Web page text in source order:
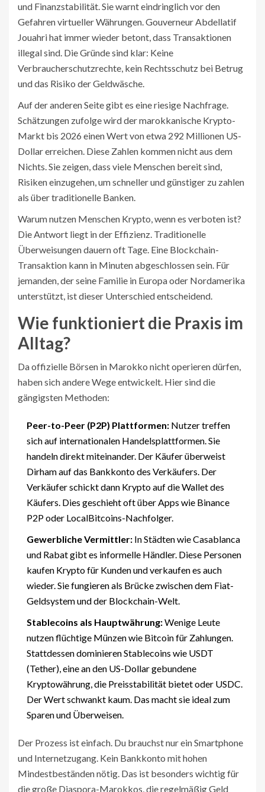
und Finanzstabilität. Sie warnt eindringlich vor den
Gefahren virtueller Währungen. Gouverneur Abdellatif
Jouahri hat immer wieder betont, dass Transaktionen
illegal sind. Die Gründe sind klar: Keine
Verbraucherschutzrechte, kein Rechtsschutz bei Betrug
und das Risiko der Geldwäsche.
Auf der anderen Seite gibt es eine riesige Nachfrage.
Schätzungen zufolge wird der marokkanische Krypto-
Markt bis 2026 einen Wert von etwa 292 Millionen US-
Dollar erreichen. Diese Zahlen kommen nicht aus dem
Nichts. Sie zeigen, dass viele Menschen bereit sind,
Risiken einzugehen, um schneller und günstiger zu zahlen
als über traditionelle Banken.
Warum nutzen Menschen Krypto, wenn es verboten ist?
Die Antwort liegt in der Effizienz. Traditionelle
Überweisungen dauern oft Tage. Eine Blockchain-
Transaktion kann in Minuten abgeschlossen sein. Für
jemanden, der seine Familie in Europa oder Nordamerika
unterstützt, ist dieser Unterschied entscheidend.
Wie funktioniert die Praxis im
Alltag?
Da offizielle Börsen in Marokko nicht operieren dürfen,
haben sich andere Wege entwickelt. Hier sind die
gängigsten Methoden:
Peer-to-Peer (P2P) Plattformen: Nutzer treffen
sich auf internationalen Handelsplattformen. Sie
handeln direkt miteinander. Der Käufer überweist
Dirham auf das Bankkonto des Verkäufers. Der
Verkäufer schickt dann Krypto auf die Wallet des
Käufers. Dies geschieht oft über Apps wie Binance
P2P oder LocalBitcoins-Nachfolger.
Gewerbliche Vermittler: In Städten wie Casablanca
und Rabat gibt es informelle Händler. Diese Personen
kaufen Krypto für Kunden und verkaufen es auch
wieder. Sie fungieren als Brücke zwischen dem Fiat-
Geldsystem und der Blockchain-Welt.
Stablecoins als Hauptwährung:Wenige Leute
nutzen flüchtige Münzen wie Bitcoin für Zahlungen.
Stattdessen dominieren Stablecoins wie USDT
(Tether),eine an den US-Dollar gebundene
Kryptowährung, die Preisstabilität bietetoder USDC.
Der Wert schwankt kaum. Das macht sie ideal zum
Sparen und Überweisen.
Der Prozess ist einfach. Du brauchst nur ein Smartphone
und Internetzugang. Kein Bankkonto mit hohen
Mindestbeständen nötig. Das ist besonders wichtig für
die große Diaspora-Marokkos, die regelmäßig Geld